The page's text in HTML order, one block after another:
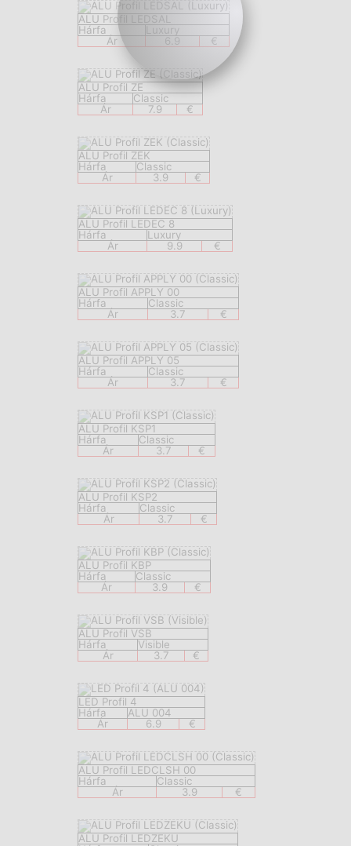
ALU Profil LEDSAL
Hárfa
Luxury
Ár
6.9 €
ALU Profil ZE
Hárfa
Classic
Ár
7.9 €
ALU Profil ZEK
Hárfa
Classic
Ár
3.9 €
ALU Profil LEDEC 8
Hárfa
Luxury
Ár
9.9 €
ALU Profil APPLY 00
Hárfa
Classic
Ár
3.7 €
ALU Profil APPLY 05
Hárfa
Classic
Ár
3.7 €
ALU Profil KSP1
Hárfa
Classic
Ár
3.7 €
ALU Profil KSP2
Hárfa
Classic
Ár
3.7 €
ALU Profil KBP
Hárfa
Classic
Ár
3.9 €
ALU Profil VSB
Hárfa
Visible
Ár
3.7 €
LED Profil 4
Hárfa
ALU 004
Ár
6.9 €
ALU Profil LEDCLSH 00
Hárfa
Classic
Ár
3.9 €
ALU Profil LEDZEKU